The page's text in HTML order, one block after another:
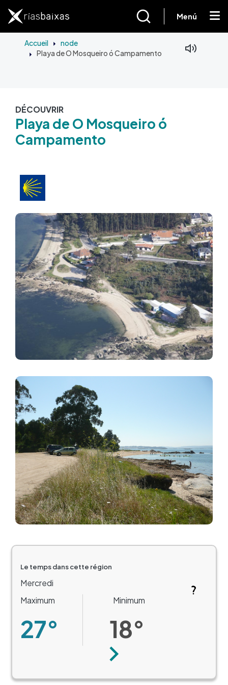
Menú
Accueil node
Playa de O Mosqueiro ó Campamento
DÉCOUVRIR
Playa de O Mosqueiro ó
Campamento
Image
Image
Le temps dans cette région
Mercredi
Maximum
27°
Minimum
18°
Suivant